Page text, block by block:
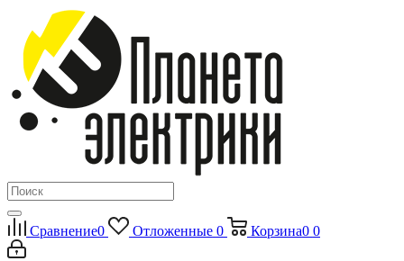
Сравнение0 Отложенные 0 Корзина0 0